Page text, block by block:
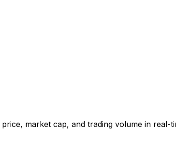
price, market cap, and trading volume in real-